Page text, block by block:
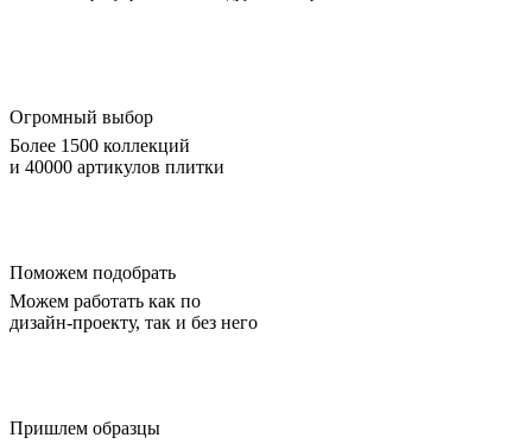
Огромный выбор
Более 1500 коллекций
и 40000 артикулов плитки
Поможем подобрать
Можем работать как по
дизайн-проекту, так и без него
Пришлем образцы